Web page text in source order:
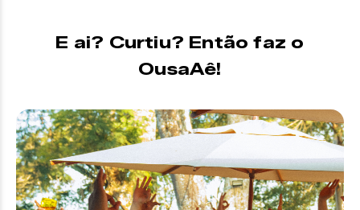
E ai? Curtiu? Então faz o
OusaAê!